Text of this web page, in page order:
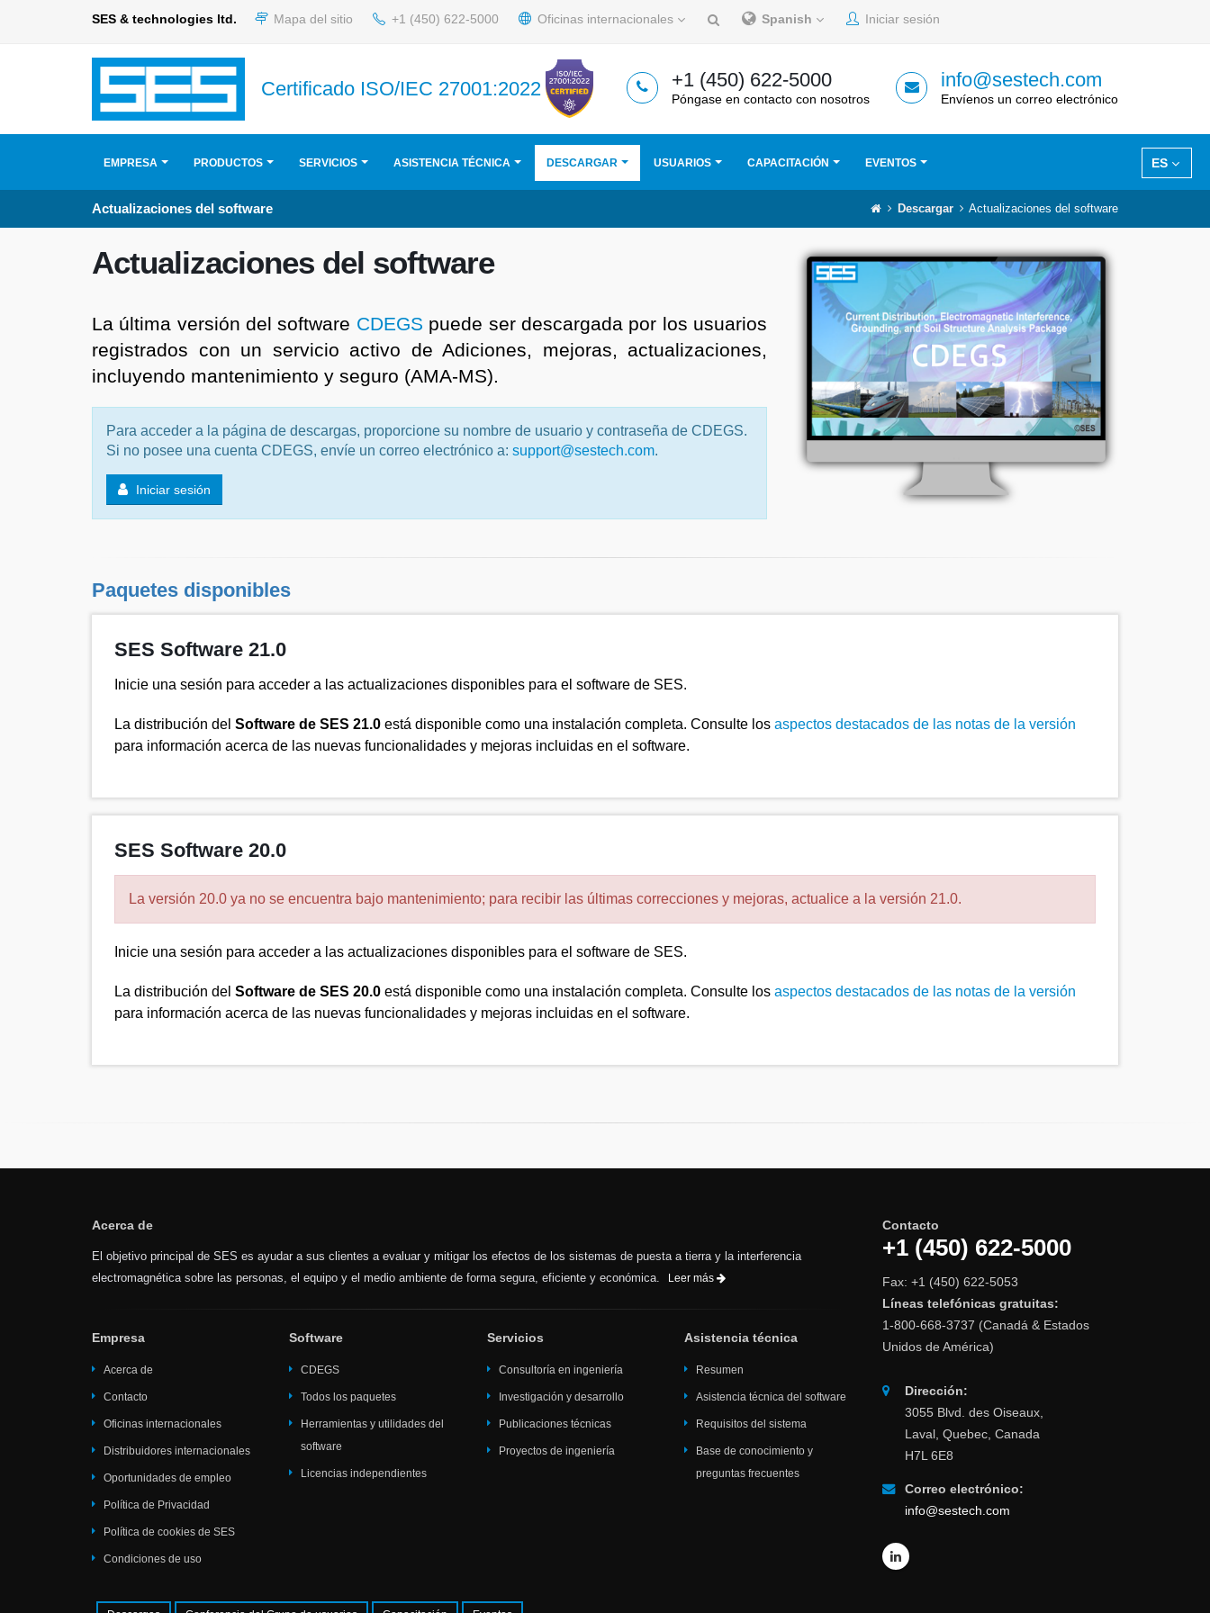
SES & technologies ltd. Mapa del sitio +1 (450) 622-5000 Oficinas internacionales Spanish Iniciar sesión
Certificado ISO/IEC 27001:2022 +1 (450) 622-5000
Póngase en contacto con nosotros
info@sestech.com
Envíenos un correo electrónico
ES
EMPRESA PRODUCTOS SERVICIOS ASISTENCIA TÉCNICA DESCARGAR USUARIOS CAPACITACIÓN EVENTOS
Actualizaciones del software Descargar Actualizaciones del software
Actualizaciones del software
La última versión del software CDEGS puede ser descargada por los usuarios
registrados con un servicio activo de Adiciones, mejoras, actualizaciones,
incluyendo mantenimiento y seguro (AMA-MS).
Para acceder a la página de descargas, proporcione su nombre de usuario y contraseña de CDEGS.
Si no posee una cuenta CDEGS, envíe un correo electrónico a: support@sestech.com.
Iniciar sesión
Paquetes disponibles
SES Software 21.0
Inicie una sesión para acceder a las actualizaciones disponibles para el software de SES.
La distribución del Software de SES 21.0 está disponible como una instalación completa. Consulte los aspectos destacados de las notas de la versión
para información acerca de las nuevas funcionalidades y mejoras incluidas en el software.
SES Software 20.0
La versión 20.0 ya no se encuentra bajo mantenimiento; para recibir las últimas correcciones y mejoras, actualice a la versión 21.0.
Inicie una sesión para acceder a las actualizaciones disponibles para el software de SES.
La distribución del Software de SES 20.0 está disponible como una instalación completa. Consulte los aspectos destacados de las notas de la versión
para información acerca de las nuevas funcionalidades y mejoras incluidas en el software.
Acerca de
El objetivo principal de SES es ayudar a sus clientes a evaluar y mitigar los efectos de los sistemas de puesta a tierra y la interferencia
electromagnética sobre las personas, el equipo y el medio ambiente de forma segura, eficiente y económica.
Leer más
Empresa
Acerca de
Contacto
Oficinas internacionales
Distribuidores internacionales
Oportunidades de empleo
Política de Privacidad
Política de cookies de SES
Condiciones de uso
Software
CDEGS
Todos los paquetes
Herramientas y utilidades del
software
Licencias independientes
Servicios
Consultoría en ingeniería
Investigación y desarrollo
Publicaciones técnicas
Proyectos de ingeniería
Asistencia técnica
Resumen
Asistencia técnica del software
Requisitos del sistema
Base de conocimiento y
preguntas frecuentes
Contacto
+1 (450) 622-5000
Fax: +1 (450) 622-5053
Líneas telefónicas gratuitas:
1-800-668-3737 (Canadá & Estados
Unidos de América)
Dirección:
3055 Blvd. des Oiseaux,
Laval, Quebec, Canada
H7L 6E8
Correo electrónico:
info@sestech.com